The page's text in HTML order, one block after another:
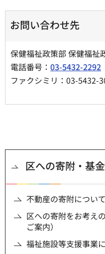
お問い合わせ先
保健福祉政策部 保健福
電話番号： 03-5432-2292
ファクシミリ：03-5432-
区への寄附・基金
不動産の寄附につい
区への寄附をお考え
ご案内）
福祉施設等支援事業